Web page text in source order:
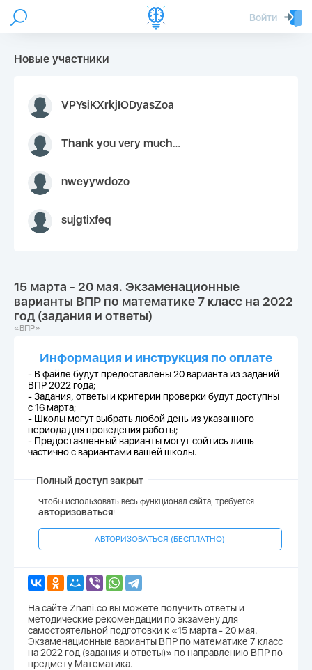
Войти
Новые участники
VPYsiKXrkjIODyasZoa
Thank you very much for your inquiry We appreciate you 9126052 https://youtube.com faceapple !
nweyywdozo
sujgtixfeq
15 марта - 20 мая. Экзаменационные
варианты ВПР по математике 7 класс на 2022
год (задания и ответы)
«ВПР»
Информация и инструкция по оплате
- В файле будут предоставлены 20 варианта из заданий
ВПР 2022 года;
-Задания, ответы и критерии проверки будут доступны
с 16 марта;
- Школы могут выбрать любой день из указанного
периода для проведения работы;
- Предоставленный варианты могут сойтись лишь
частично с вариантами вашей школы.
Полный доступ закрыт
Чтобы использовать весь функционал сайта, требуется
авторизоваться!
АВТОРИЗОВАТЬСЯ (БЕСПЛАТНО)
На сайте Znani.co вы можете получить ответы и
методические рекомендации по экзамену для
самостоятельной подготовки к «15 марта - 20 мая.
Экзаменационные варианты ВПР по математике 7 класс
на 2022 год (задания и ответы)» по направлению ВПР по
предмету Математика.